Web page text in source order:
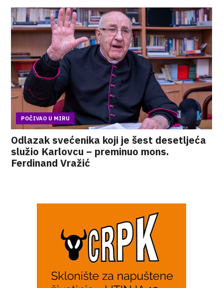
POČIVAO U MIRU
Odlazak svećenika koji je šest desetljeća
služio Karlovcu – preminuo mons.
Ferdinand Vražić